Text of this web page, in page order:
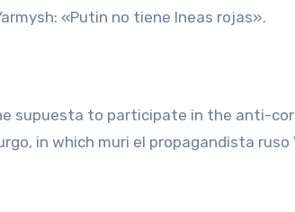
«Putin no tiene lneas rojas».
supuesta to participate in the anti-
in which muri el propagandista ruso